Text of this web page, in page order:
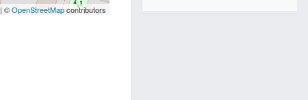
| ©OpenStreetMapcontributors